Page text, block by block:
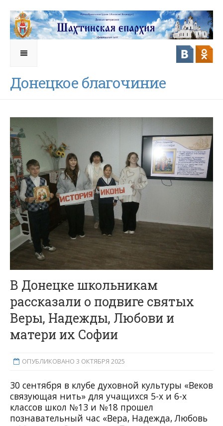
Донецкое благочиние
В Донецке школьникам
рассказали о подвиге святых
Веры, Надежды, Любови и
матери их Софии
ОПУБЛИКОВАНО 3 ОКТЯБРЯ 2025
30 сентября в клубе духовной культуры «Веков
связующая нить» для учащихся 5-х и 6-х
классов школ №13 и №18 прошел
познавательный час «Вера, Надежда, Любовь